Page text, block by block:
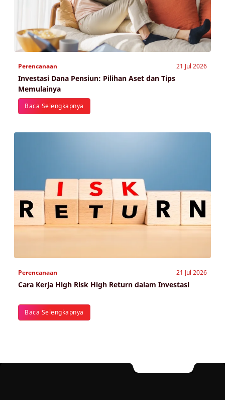
Perencanaan 21 Jul 2026
Investasi Dana Pensiun: Pilihan Aset dan Tips
Memulainya
Baca Selengkapnya
Perencanaan 21 Jul 2026
Cara Kerja High Risk High Return dalam Investasi
Baca Selengkapnya